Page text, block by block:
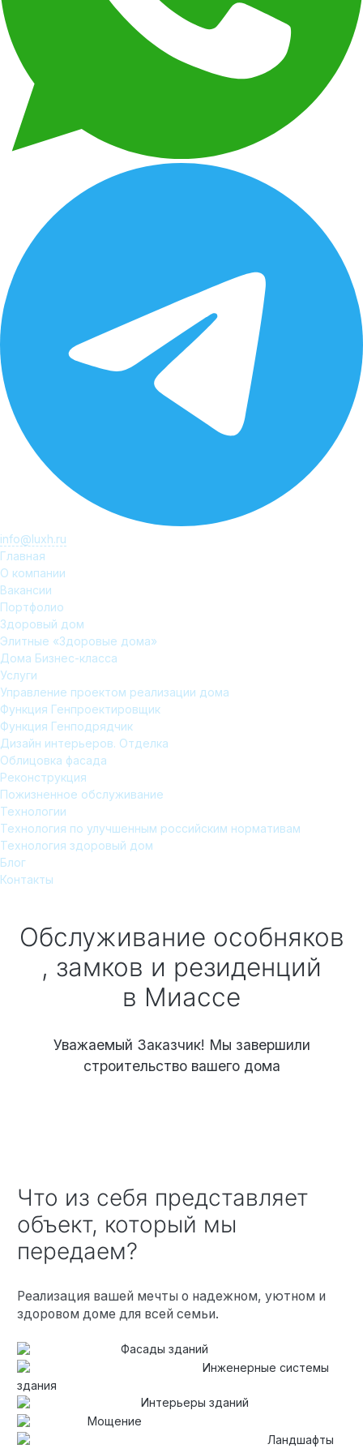
info@luxh.ru
Главная
О компании
Вакансии
Портфолио
Здоровый дом
Элитные «Здоровые дома»
Дома Бизнес-класса
Услуги
Управление проектом реализации дома
Функция Генпроектировщик
Функция Генподрядчик
Дизайн интерьеров. Отделка
Облицовка фасада
Реконструкция
Пожизненное обслуживание
Технологии
Технология по улучшенным российским нормативам
Технология здоровый дом
Блог
Контакты
Обслуживание особняков
, замков и резиденций
в Миассе
Уважаемый Заказчик! Мы завершили
строительство вашего дома
Что из себя представляет
объект, который мы
передаем?
Реализация вашей мечты о надежном, уютном и
здоровом доме для всей семьи.
Фасады зданий
Инженерные системы
здания
Интерьеры зданий
Мощение
Ландшафты